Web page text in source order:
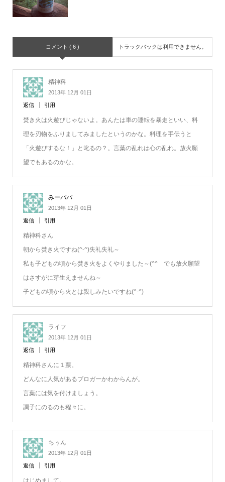
コメント ( 6 ) トラックバックは利用できません。
精神科
2013年 12月 01日
返信 引用
焚き火は火遊びじゃないよ。あんたは車の運転を暴走といい、料
理を刃物をふりましてみましたというのかな。料理を手伝うと
「火遊びするな！」と叱るの？。言葉の乱れは心の乱れ。放火願
望でもあるのかな。
みーパパ
2013年 12月 01日
返信 引用
精神科さん
朝から焚き火ですね(^-^)失礼失礼～
私も子どもの頃から焚き火をよくやりました～(^^ゞでも放火願望
はさすがに芽生えませんね～
子どもの頃から火とは親しみたいですね(^-^)
ライフ
2013年 12月 01日
返信 引用
精神科さんに１票。
どんなに人気があるブロガーかわからんが。
言葉には気を付けましょう。
調子にのるのも程々に。
ちぅん
2013年 12月 01日
返信 引用
はじめまして。